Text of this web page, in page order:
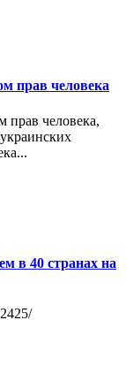
прав человека
человека,
в 40 странах на